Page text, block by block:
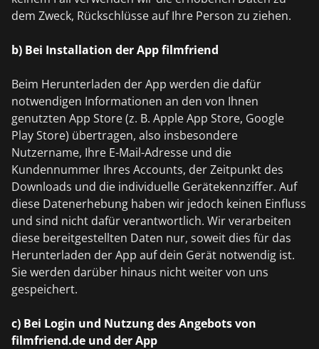
dem Zweck, Rückschlüsse auf Ihre Person zu ziehen.
b) Bei Installation der App filmfriend
Beim Herunterladen der App werden die dafür
notwendigen Informationen an den von Ihnen
genutzten App Store (z. B. Apple App Store, Google
Play Store) übertragen, also insbesondere
Nutzername, Ihre E-Mail-Adresse und die
Kundennummer Ihres Accounts, der Zeitpunkt des
Downloads und die individuelle Gerätekennziffer. Auf
diese Datenerhebung haben wir jedoch keinen Einfluss
und sind nicht dafür verantwortlich. Wir verarbeiten
diese bereitgestellten Daten nur, soweit dies für das
Herunterladen der App auf dein Gerät notwendig ist.
Sie werden darüber hinaus nicht weiter von uns
gespeichert.
c) Bei Login und Nutzung des Angebots von
filmfriend.de und der App